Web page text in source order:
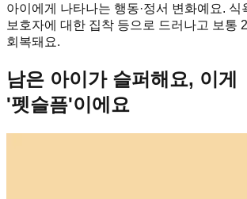
아이에게 나타나는 행동·정서 변화예요. 식
보호자에 대한 집착 등으로 드러나고 보통
회복돼요.
남은 아이가 슬퍼해요, 이게
'펫슬픔'이에요